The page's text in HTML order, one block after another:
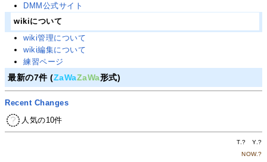
DMM公式サイト
wikiについて
wiki管理について
wiki編集について
練習ページ
最新の7件 (ZaWaZaWa形式)
Recent Changes
人気の10件
T.? Y.?
NOW.?